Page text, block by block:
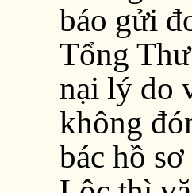
báo gửi
Tổng
nại lý do
không
bác hồ